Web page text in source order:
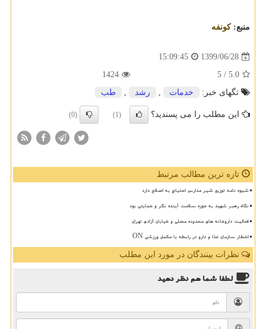
منبع:كونفه
1399/06/28
15:09:45
5.0
/ 5
1424
تگهای خبر:
خدمات , رشد , طب
این مطلب را می پسندید؟ (1)
(0)
تازه ترین مطالب مرتبط
شیوه نامه توزیع شیر مدارس احتیاج به اصلاح دارد
نگاه رهبر شهید به حوزه سلامت آینده نگر و حمایتی بود
فعالیت داروخانه های محدوده مصلی و خیابان آزادی تهران
اخطار سازمان غذا و دارو در رابطه با مکمل ورزشی ON
نظرات بینندگان در مورد این مطلب
لطفا شما همنظر دهید